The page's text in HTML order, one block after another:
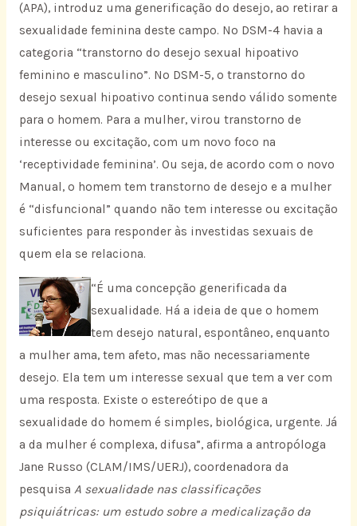
(APA), introduz uma generificação do desejo, ao retirar a
sexualidade feminina deste campo. No DSM-4 havia a
categoria “transtorno do desejo sexual hipoativo
feminino e masculino”. No DSM-5, o transtorno do
desejo sexual hipoativo continua sendo válido somente
para o homem. Para a mulher, virou transtorno de
interesse ou excitação, com um novo foco na
‘receptividade feminina’. Ou seja, de acordo com o novo
Manual, o homem tem transtorno de desejo e a mulher
é “disfuncional” quando não tem interesse ou excitação
suficientes para responder às investidas sexuais de
quem ela se relaciona.
“É uma concepção generificada da
sexualidade. Há a ideia de que o homem
tem desejo natural, espontâneo, enquanto
a mulher ama, tem afeto, mas não necessariamente
desejo. Ela tem um interesse sexual que tem a ver com
uma resposta. Existe o estereótipo de que a
sexualidade do homem é simples, biológica, urgente. Já
a da mulher é complexa, difusa”, afirma a antropóloga
Jane Russo (CLAM/IMS/UERJ), coordenadora da
pesquisa A sexualidade nas classificações
psiquiátricas: um estudo sobre a medicalização da